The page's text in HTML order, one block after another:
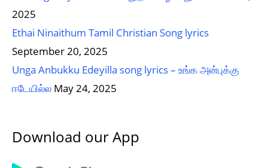
2025
Ethai Ninaithum Tamil Christian Song lyrics
September 20, 2025
Unga Anbukku Edeyilla song lyrics – உங்க அன்புக்கு
ஈடேயில்ல May 24, 2025
Download our App